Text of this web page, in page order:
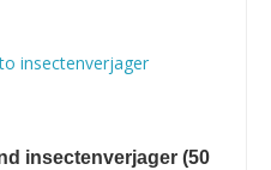
insectenverjager (50